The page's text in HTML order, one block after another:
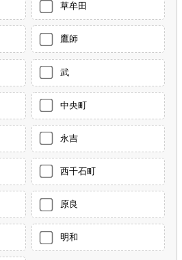
草牟田
鷹師
武
中央町
永吉
西千石町
原良
明和